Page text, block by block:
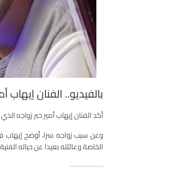
بالفيديو.. الفنان إيهاب
أكد الفنان إيهاب أمير خبر زواجه
وعن سبب زواجه سرا، أوضح إيهاب
الخاصة وعائلته بعيدا عن حياته